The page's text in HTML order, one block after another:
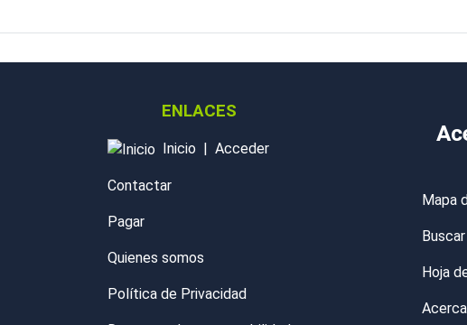
ENLACES
Inicio Acceder
Contactar
Pagar
Quienes somos
Política de Privacidad
Mapa
Hoja